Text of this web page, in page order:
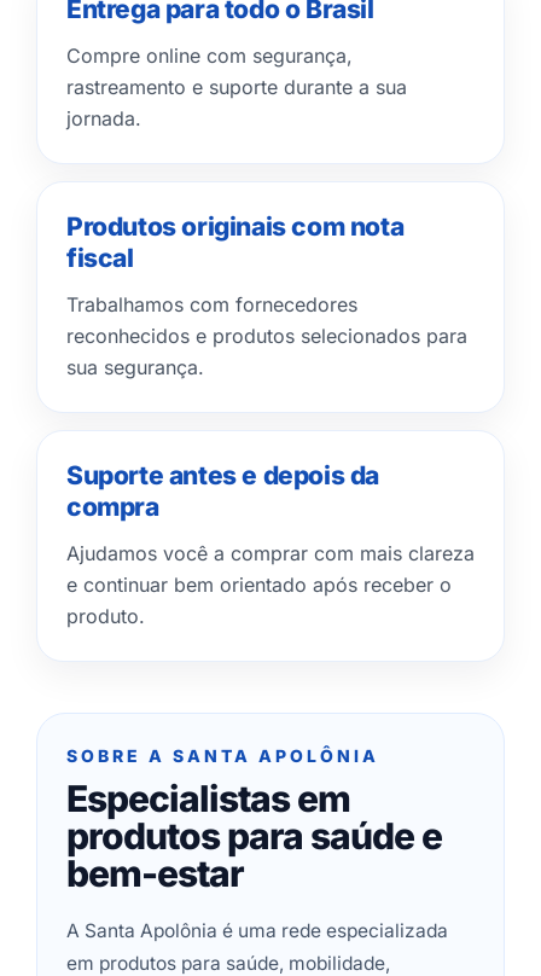
Entrega para todo o Brasil
Compre online com segurança,
rastreamento e suporte durante a sua
jornada.
Produtos originais com nota
fiscal
Trabalhamos com fornecedores
reconhecidos e produtos selecionados para
sua segurança.
Suporte antes e depois da
compra
Ajudamos você a comprar com mais clareza
e continuar bem orientado após receber o
produto.
SOBRE A SANTA APOLÔNIA
Especialistas em
produtos para saúde e
bem-estar
A Santa Apolônia é uma rede especializada
em produtos para saúde, mobilidade,